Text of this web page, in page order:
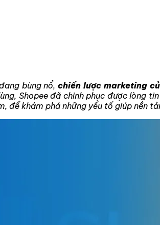
bùng nổ,chiến lược marketing
Shopee đã chinh phục được lòng
để khám phá những yếu tố giúp nền